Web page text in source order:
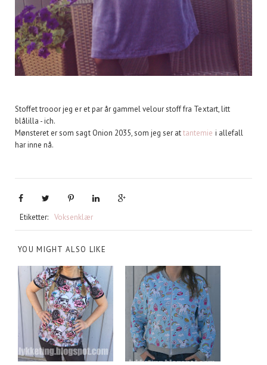
Stoffet trooor jeg er et par år gammel velour stoff fra Textart, litt
blålilla - ich.
Mønsteret er som sagt Onion 2035, som jeg ser attantemie i allefall
har inne nå.
Etiketter: Voksenklær
YOU MIGHT ALSO LIKE